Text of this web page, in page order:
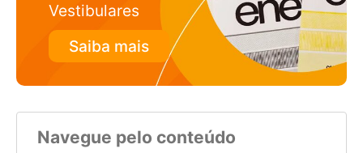
Vestibulares
Saiba mais
Navegue pelo conteúdo